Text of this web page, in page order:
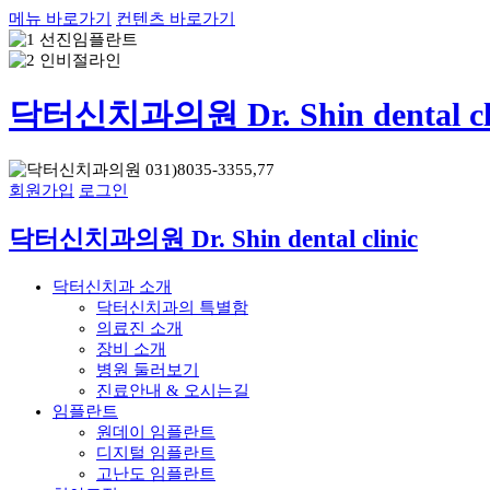
메뉴 바로가기 컨텐츠 바로가기
닥터신치과의원 Dr. Shin dental
회원가입 로그인
닥터신치과의원 Dr. Shin dental clinic
닥터신치과 소개
닥터신치과의 특별함
의료진 소개
장비 소개
병원 둘러보기
진료안내 & 오시는길
임플란트
원데이 임플란트
디지털 임플란트
고난도 임플란트